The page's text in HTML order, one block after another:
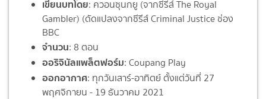
เขียนบทโดย: ควอนซุนกยู (จากซีรีส์ The Royal
Gambler) (ดัดแปลงจากซีรีส์ Criminal Justice ช่อง
BBC
จำนวน: 8 ตอน
ออริจินัลแพล็ตฟอร์ม: Coupang Play
ออกอากาศ: ทุกวันเสาร์-อาทิตย์ ตั้งแต่วันที่ 27
พฤศจิกายน - 19 ธันวาคม 2021